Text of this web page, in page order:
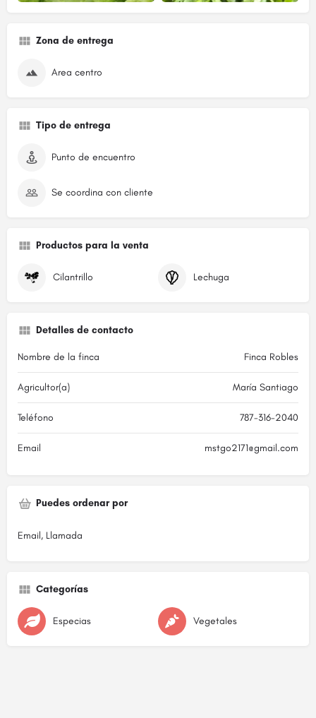
Zona de entrega
Area centro
Tipo de entrega
Punto de encuentro
Se coordina con cliente
Productos para la venta
Cilantrillo Lechuga
Detalles de contacto
Nombre de la finca Finca Robles
Agricultor(a) María Santiago
Teléfono 787-316-2040
Email mstgo2171@gmail.com
Puedes ordenar por
Email, Llamada
Categorías
Especias Vegetales